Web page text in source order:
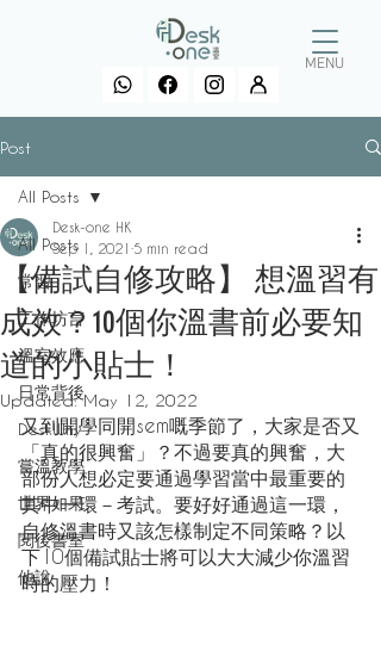
MENU
Post
All Posts
常習
工作坊言
溫室效應
日常背後
DeskWhy
嘗溫教學
世界如果
閱後書室
他說
All Posts
【備試自修攻略】 想溫習有
成效？10個你溫書前必要知
道的小貼士！
Desk-one HK
Sep 1, 2021 5 min read
Updated:May 12, 2022
又到開學同開sem嘅季節了，大家是否又
「真的很興奮」？不過要真的興奮，大
部份人想必定要通過學習當中最重要的
其中一環－考試。要好好通過這一環，
自修溫書時又該怎樣制定不同策略？以
下10個備試貼士將可以大大減少你溫習
時的壓力！